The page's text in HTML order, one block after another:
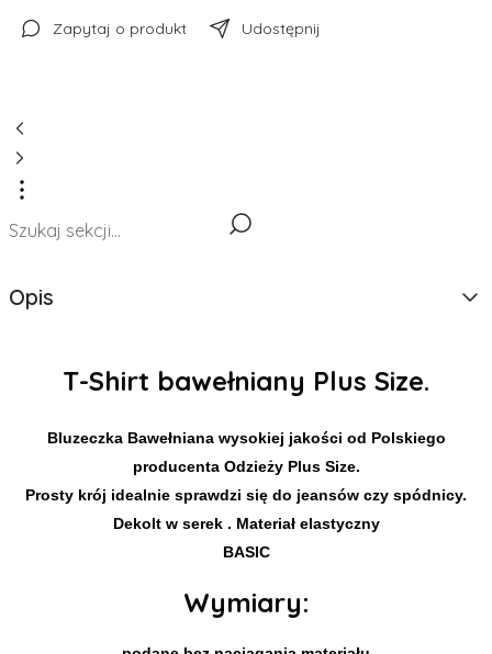
Zapytaj o produkt Udostępnij
Opis
T-Shirt bawełniany Plus Size.
Bluzeczka Bawełniana wysokiej jakości od Polskiego
producenta Odzieży Plus Size.
Prosty krój idealnie sprawdzi się do jeansów czy spódnicy.
Dekolt w serek . Materiał elastyczny
BASIC
Wymiary: